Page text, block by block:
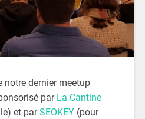
notre dernier meetup
par La Cantine
et parSEOKEY(pour